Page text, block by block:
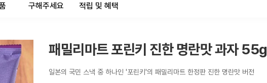
구해주세요 적립 및 혜택
패밀리마트 포린키 진한 명란맛 과자 55g
일본의 국민 스낵 중 하나인 '포린키'의 패밀리마트 한정판 진한 명란맛 버전